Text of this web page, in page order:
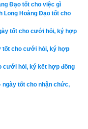
Ô), sao Chủy - 觜火猴
- 鬼金羊 (Quỷ Kim
Chương), sao Tinh
sao Chẩn - 軫水蚓
Đạo tốt cho việc gì
Long Hoàng Đạo tốt cho
tốt cho cưới hỏi, ký hợp
tốt cho cưới hỏi, ký hợp
cưới hỏi, ký kết hợp đồng
ngày tốt cho nhận chức,